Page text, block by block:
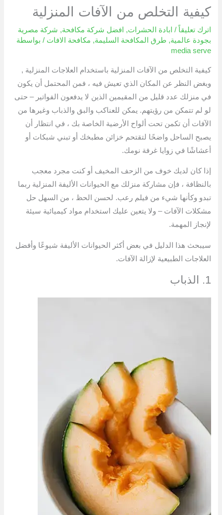
كيفية التخلص من الآفات المنزلية
اترك تعليقاً / ابادة الحشرات, افضل شركة مكافحة, شركة مصرية
بجودة عالمية, طرق المكافحة السليمة, مكافحة الافات / بواسطة
media serve
كيفية التخلص من الآفات المنزلية باستخدام العلاجات المنزلية ,
وبغض النظر عن المكان الذي تعيش فيه ، فمن المحتمل أن يكون
في منزلك عدد قليل من المقيمين الذين لا يدفعون الفواتير – حتى
لو لم تتمكن من رؤيتهم. يمكن للعناكب والبق والذباب وغيرها من
الآفات أن تكمن تحت ألواح الأرضية الخاصة بك ، في انتظار أن
يصبح الساحل واضحًا لتقتحم خزائن مطبخك أو تبني شبكات أو
أعشاشًا في زوايا غرفة نومك.
إذا كان لديك خوف من الزحف المخيف أو كنت مجرد معجب
بالنظافة ، فإن مشاركة منزلك مع الحيوانات الأليفة المنزلية ربما
تبدو وكأنها شيء من فيلم رعب. لحسن الحظ ، من السهل حل
مشكلات الآفات – ولا يتعين عليك استخدام مواد كيميائية سيئة
لإنجاز المهمة.
سيبحث هذا الدليل في بعض أكثر الحيوانات الأليفة شيوعًا وأفضل
العلاجات الطبيعية لإزالة الآفات.
1. الذباب